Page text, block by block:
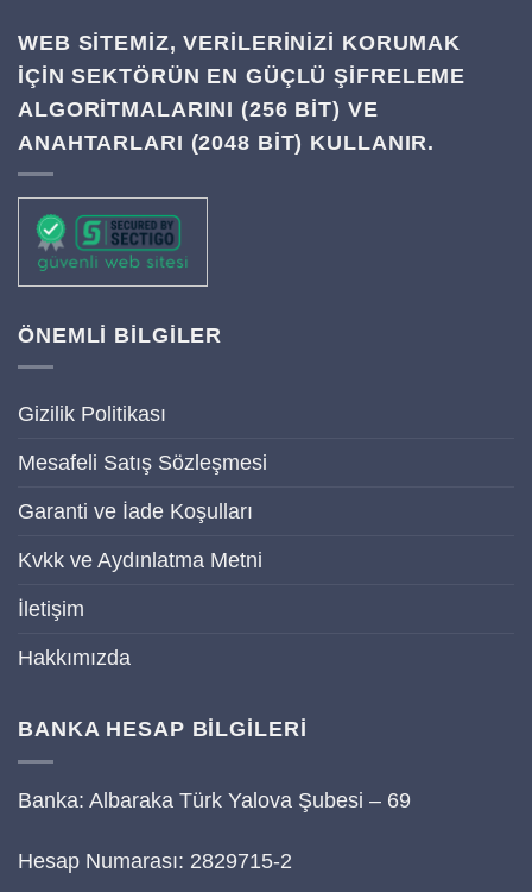
WEB SITEMIZ, VERILERINIZI KORUMAK
IÇIN SEKTÖRÜN EN GÜÇLÜ ŞIFRELEME
ALGORITMALARINI (256 BIT) VE
ANAHTARLARI (2048 BIT) KULLANIR.
ÖNEMLİ BİLGİLER
Gizilik Politikası
Mesafeli Satış Sözleşmesi
Garanti ve İade Koşulları
Kvkk ve Aydınlatma Metni
İletişim
Hakkımızda
BANKA HESAP BİLGİLERİ
Banka: Albaraka Türk Yalova Şubesi – 69
Hesap Numarası: 2829715-2